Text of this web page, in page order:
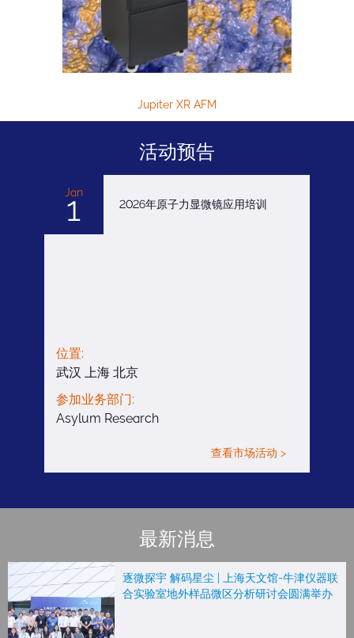
Jupiter XR AFM
活动预告
Jan
1 2026年原子力显微镜应用培训
位置:
武汉 上海 北京
参加业务部门:
Asylum Research
查看市场活动 >
最新消息
逐微探宇 解码星尘 | 上海天文馆-牛津仪器联
合实验室地外样品微区分析研讨会圆满举办